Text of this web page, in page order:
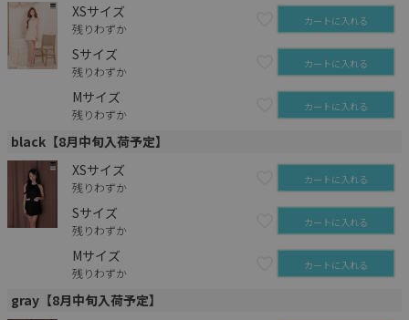
XSサイズ
残りわずか カートに入れる
Sサイズ
残りわずか カートに入れる
Mサイズ
残りわずか カートに入れる
black【8月中旬入荷予定】
XSサイズ
残りわずか カートに入れる
Sサイズ
残りわずか カートに入れる
Mサイズ
残りわずか カートに入れる
gray【8月中旬入荷予定】